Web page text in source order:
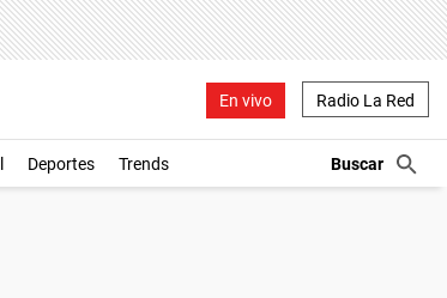
En vivo Radio La Red
Deportes Trends